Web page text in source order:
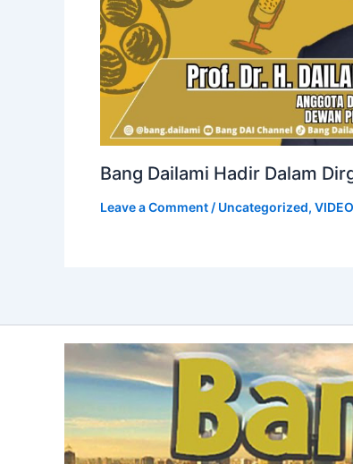
Bang Dailami Hadir Dalam
Leave a Comment / Uncategorized, VIDEO